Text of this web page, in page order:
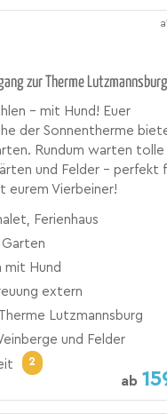
zur Therme Lutzmannsburg
– mit Hund! Euer
der Sonnentherme
Rundum warten tolle
und Felder – perfekt
eurem Vierbeiner!
Ferienhaus
Garten
mit Hund
extern
Lutzmannsburg
und Felder
2
ab